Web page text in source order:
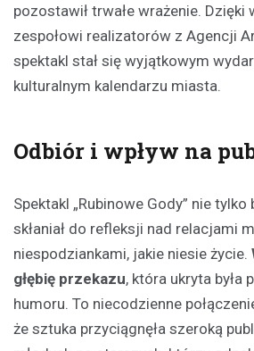
pozostawił trwałe wrażenie. Dzięki
zespołowi realizatorów z Agencji
spektakl stał się wyjątkowym
kulturalnym kalendarzu miasta.
Odbiór i wpływ na
Spektakl „Rubinowe Gody” nie tylko
skłaniał do refleksji nad relacjami
niespodziankami, jakie niesie życie.
głębię przekazu, która ukryta była
humoru. To niecodzienne
że sztuka przyciągnęła szeroką